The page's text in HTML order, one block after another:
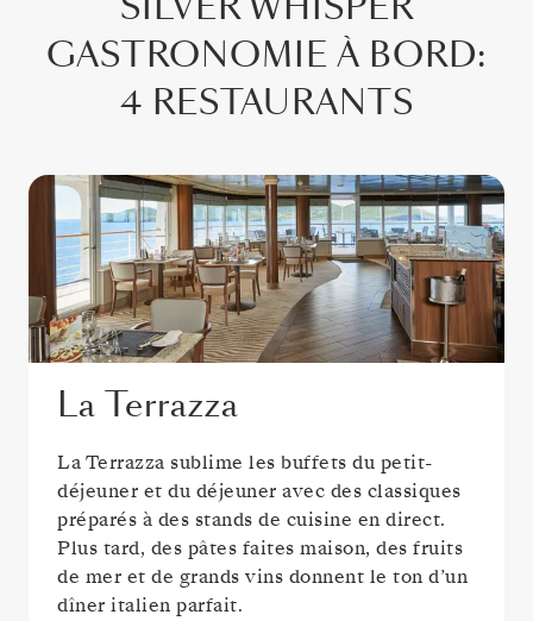
GASTRONOMIE À BORD:
4 RESTAURANTS
La Terrazza
La Terrazza sublime les buffets du petit-
déjeuner et du déjeuner avec des classiques
préparés à des stands de cuisine en direct.
Plus tard, des pâtes faites maison, des fruits
de mer et de grands vins donnent le ton d’un
dîner italien parfait.